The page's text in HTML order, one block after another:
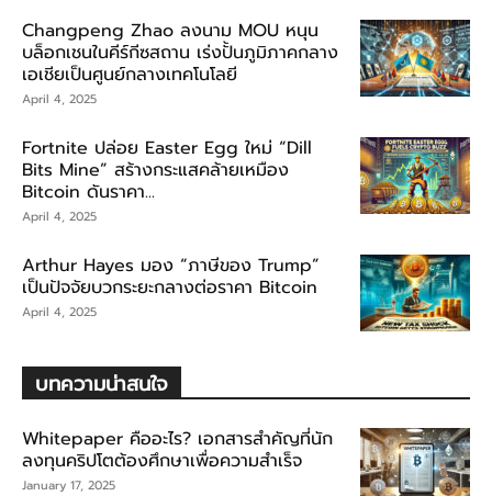
Changpeng Zhao ลงนาม MOU หนุน
บล็อกเชนในคีร์กีซสถาน เร่งปั้นภูมิภาคกลาง
เอเชียเป็นศูนย์กลางเทคโนโลยี
April 4, 2025
Fortnite ปล่อย Easter Egg ใหม่ “Dill
Bits Mine” สร้างกระแสคล้ายเหมือง
Bitcoin ดันราคา...
April 4, 2025
Arthur Hayes มอง “ภาษีของ Trump”
เป็นปัจจัยบวกระยะกลางต่อราคา Bitcoin
April 4, 2025
บทความน่าสนใจ
Whitepaper คืออะไร? เอกสารสำคัญที่นัก
ลงทุนคริปโตต้องศึกษาเพื่อความสำเร็จ
January 17, 2025